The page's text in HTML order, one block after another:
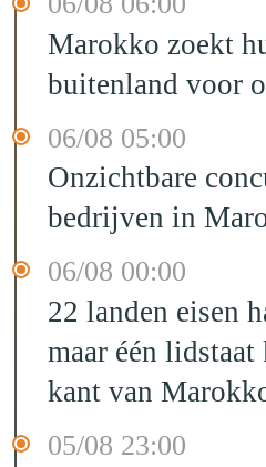
Marokko zoekt
buitenland voor
06/08 05:00
Onzichtbare
bedrijven in
06/08 00:00
22 landen eisen
maar één
kant van
05/08 23:00